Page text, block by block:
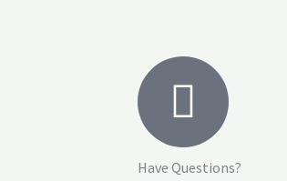
Have Questions?